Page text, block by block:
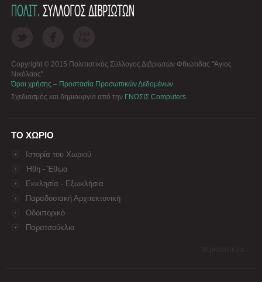
Copyright © 2015 Πολιτιστικός Σύλλογος Διβριωτών Φθιώτιδας "Άγιος
Νικόλαος".
Όροι χρήσης – Προστασία Προσωπικών Δεδομένων.
Σχεδιασμός και δημιουργία από την ΓΝΩΣΙΣ Computers
ΤΟ ΧΩΡΙΟ
Ιστορία του Χωριού
Ήθη - Έθιμα
Εκκλησία - Εξωκλήσια
Παραδοσιακή Αρχιτεκτονική
Οδοιπορικό
Παρατσούκλια